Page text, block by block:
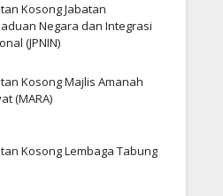
Kosong Jabatan
Negara dan Integrasi
(JPNIN)
Kosong Majlis Amanah
(MARA)
Kosong Lembaga Tabung